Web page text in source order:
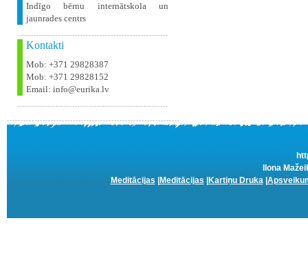
Indīgo bērnu internātskola un
jaunrades centrs
Kontakti
Mob: +371 29828387
Mob: +371 29828152
Email: info@eurika.lv
Ilona
Meditācijas
Meditācijas Kartiņu Druka|